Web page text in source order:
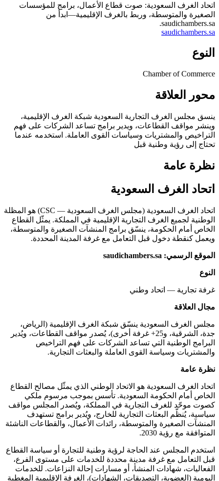
اتحاد الغرف السعودية: صوت قطاع الأعمال، برامج للمؤسسات
الصغيرة والمتوسطة، وربط بالغرف الإقليمية—ابدأ من
saudichambers.sa.
saudichambers.sa
النوع
Chamber of Commerce
محور العلاقة
ينسق مجلس الغرف التجارية السعودية شبكة الغرف الإقليمية،
وينشر مواقف القطاعات، ويدير برامج تساعد الشركات على فهم
التراخيص والمشتريات وسياسات القوى العاملة. استخدمه عندما
تحتاج إلى رؤية وطنية قبل
نظرة عامة
اتحاد الغرف السعودية
اتحاد الغرف السعودية (مجلس الغرف السعودية — CSC) هو المظلة
الوطنية لجميع الغرف التجارية الإقليمية في المملكة. يمثّل القطاع
الخاص أمام الحكومة، ينسّق برامج المنشآت الصغيرة والمتوسطة،
ويعمل كنقطة دخول قبل التعامل مع غرفة المدينة المحددة.
الموقع الرسمي: saudichambers.sa
النوع
غرفة تجارية — اتحاد وطني
مجال العلاقة
مجلس الغرف السعودية ينسّق شبكة الغرف الإقليمية (الرياض،
جدة، الشرقية، و25+ غرفة أخرى)، يُصدر مواقف القطاعات، ويُدير
البرامج الوطنية التي تساعد الشركات على فهم التراخيص
والمشتريات وسياسة القوى العاملة والبعثات التجارية.
نظرة عامة
اتحاد الغرف السعودية هو الاتحاد الوطني الذي يمثّل مصالح القطاع
الخاص أمام الحكومة السعودية. تأسس بموجب مرسوم ملكي
كصوت موحّد للغرف التجارية في المملكة، ويُصدر المجلس مواقف
سياسية، يُنظّم البعثات التجارية للخارج، ويُدير برامج تستهدف
المنشآت الصغيرة والمتوسطة، رائدات الأعمال، والقطاعات الناشئة
المتوافقة مع رؤية 2030.
استخدم المجلس عند الحاجة لرؤية وطنية للتجارة أو سياسة القطاع
قبل التعامل مع غرفة مدينة محددة للخدمات على مستوى الفرع،
الفعاليات، شهادات المنشأ، أو مسارات إحالة النزاعات. للخدمات
اليومية (العضوية، التصديقات، الشهادات)، الغرفة الإقليمية المغطية